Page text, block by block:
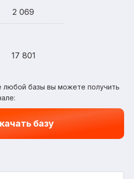
2 069
17 801
любой базы вы можете получить
базу